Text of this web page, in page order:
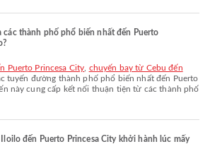
thành phố phổ biến nhất đến Puerto
Puerto Princesa City chuyến bay từ Cebu đến
tuyến đường thành phố phổ biến nhất đến Puerto
này cung cấp kết nối thuận tiện từ các thành phố
đến Puerto Princesa City khởi hành lúc mấy